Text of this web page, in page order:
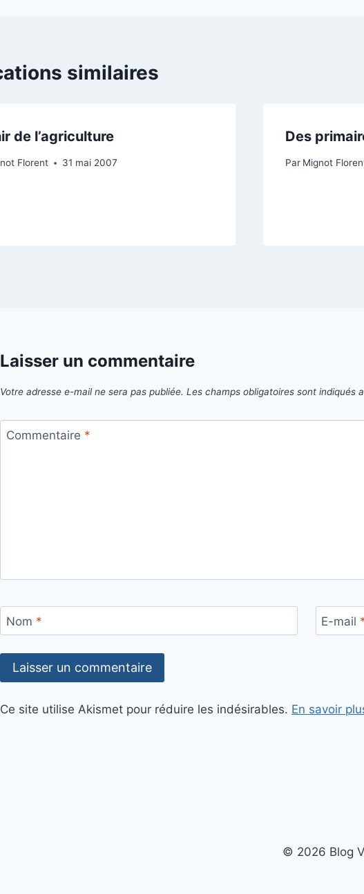
similaires
de l’agriculture
Florent 31 mai 2007
Des
Par Mignot
Laisser un commentaire
Votre adresse e-mail ne sera pas publiée. Les champs obligatoires sont indiqués
Commentaire *
Nom * E-mail
Ce site utilise Akismet pour réduire les indésirables. En savoir
© 2026 Blog